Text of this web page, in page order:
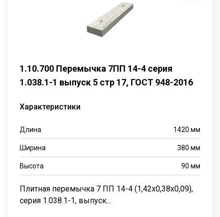
1.10.700 Перемычка 7ПП 14-4 серия
1.038.1-1 выпуск 5 стр 17, ГОСТ 948-2016
Характеристики
Длина 1420 мм
Ширина 380 мм
Высота 90 мм
Плитная перемычка 7 ПП 14-4 (1,42х0,38х0,09),
серия 1.038.1-1, выпуск...